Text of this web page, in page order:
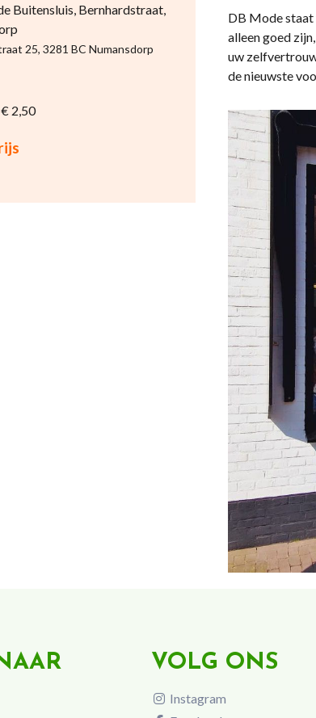
Buitensluis, Bernhardstraat,
25, 3281 BC Numansdorp
2,50
DB Mode staat
alleen goed
uw
de nieuwste
VOLG ONS
Instagram